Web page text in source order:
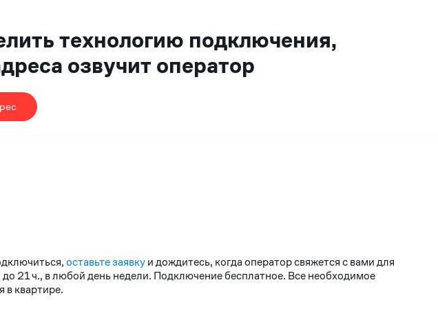
технологию подключения,
озвучит оператор
оставьте заявкуи дождитесь, когда оператор свяжется с вами для
21 ч., в любой день недели. Подключение бесплатное. Все необходимое
в квартире.